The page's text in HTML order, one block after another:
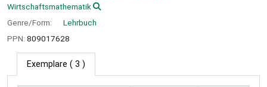
Wirtschaftsmathematik
Genre/Form:
Lehrbuch
PPN: 809017628
Exemplare ( 3 )